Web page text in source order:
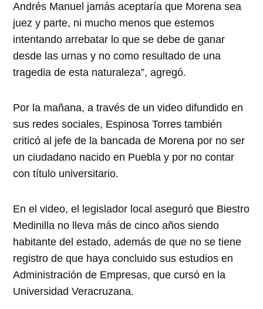
Andrés Manuel jamás aceptaría que Morena sea
juez y parte, ni mucho menos que estemos
intentando arrebatar lo que se debe de ganar
desde las urnas y no como resultado de una
tragedia de esta naturaleza”, agregó.
Por la mañana, a través de un video difundido en
sus redes sociales, Espinosa Torres también
criticó al jefe de la bancada de Morena por no ser
un ciudadano nacido en Puebla y por no contar
con título universitario.
En el video, el legislador local aseguró que Biestro
Medinilla no lleva más de cinco años siendo
habitante del estado, además de que no se tiene
registro de que haya concluido sus estudios en
Administración de Empresas, que cursó en la
Universidad Veracruzana.